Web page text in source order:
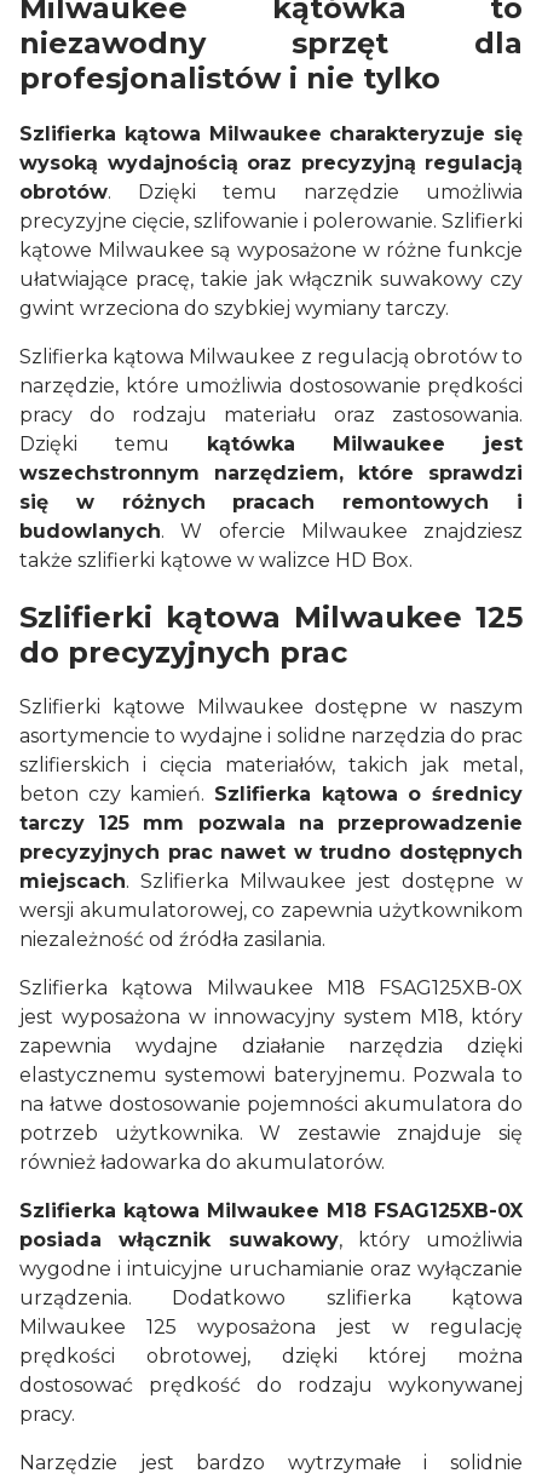
Milwaukee kątówka to
niezawodny sprzęt dla
profesjonalistów i nie tylko
Szlifierka kątowa Milwaukee charakteryzuje się
wysoką wydajnością oraz precyzyjną regulacją
obrotów. Dzięki temu narzędzie umożliwia
precyzyjne cięcie, szlifowanie i polerowanie. Szlifierki
kątowe Milwaukee są wyposażone w różne funkcje
ułatwiające pracę, takie jak włącznik suwakowy czy
gwint wrzeciona do szybkiej wymiany tarczy.
Szlifierka kątowa Milwaukee z regulacją obrotów to
narzędzie, które umożliwia dostosowanie prędkości
pracy do rodzaju materiału oraz zastosowania.
Dzięki temu kątówka Milwaukee jest
wszechstronnym narzędziem, które sprawdzi
się w różnych pracach remontowych i
budowlanych. W ofercie Milwaukee znajdziesz
także szlifierki kątowe w walizce HD Box.
Szlifierki kątowa Milwaukee 125
do precyzyjnych prac
Szlifierki kątowe Milwaukee dostępne w naszym
asortymencie to wydajne i solidne narzędzia do prac
szlifierskich i cięcia materiałów, takich jak metal,
beton czy kamień. Szlifierka kątowa o średnicy
tarczy 125 mm pozwala na przeprowadzenie
precyzyjnych prac nawet w trudno dostępnych
miejscach. Szlifierka Milwaukee jest dostępne w
wersji akumulatorowej, co zapewnia użytkownikom
niezależność od źródła zasilania.
Szlifierka kątowa Milwaukee M18 FSAG125XB-0X
jest wyposażona w innowacyjny system M18, który
zapewnia wydajne działanie narzędzia dzięki
elastycznemu systemowi bateryjnemu. Pozwala to
na łatwe dostosowanie pojemności akumulatora do
potrzeb użytkownika. W zestawie znajduje się
również ładowarka do akumulatorów.
Szlifierka kątowa Milwaukee M18 FSAG125XB-0X
posiada włącznik suwakowy, który umożliwia
wygodne i intuicyjne uruchamianie oraz wyłączanie
urządzenia. Dodatkowo szlifierka kątowa
Milwaukee 125 wyposażona jest w regulację
prędkości obrotowej, dzięki której można
dostosować prędkość do rodzaju wykonywanej
pracy.
Narzędzie jest bardzo wytrzymałe i solidnie